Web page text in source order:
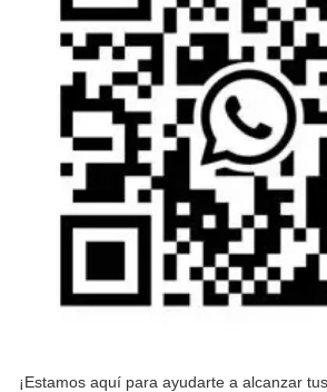
¡Estamos aquí para ayudarte a alcanzar